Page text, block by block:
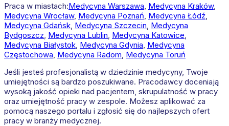
Praca w miastach:Medycyna Warszawa Medycyna Kraków,
Medycyna Wrocław, Medycyna Poznań Medycyna Łódź
Medycyna Gdańsk Medycyna Szczecin Medycyna
Bydgoszcz Medycyna Lublin Medycyna Katowice
Medycyna Białystok Medycyna Gdynia Medycyna
Częstochowa Medycyna Radom Medycyna Toruń
Jeśli jesteś profesjonalistą w dziedzinie medycyny, Twoje
umiejętności są bardzo poszukiwane. Pracodawcy doceniają
wysoką jakość opieki nad pacjentem, skrupulatność w pracy
oraz umiejętność pracy w zespole. Możesz aplikować za
pomocą naszego portalu i zgłosić się do najlepszych ofert
pracy w branży medycznej.